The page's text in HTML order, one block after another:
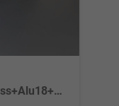
R-Line 115PS DSG AHK+IQ.Light+Keyless+Alu18+Kamera+Climatronic+Sitzheizung